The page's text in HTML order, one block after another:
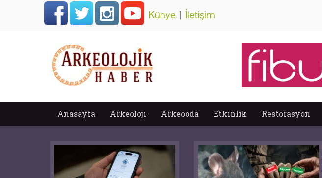
Künye | İletişim
Anasayfa Arkeoloji Arkeooda Etkinlik Restorasyon